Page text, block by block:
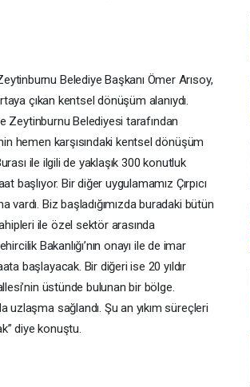
Belediye Başkanı Ömer Arısoy,
çıkan kentsel dönüşüm alanıydı.
Zeytinburnu Belediyesi tarafından
hemen karşısındaki kentsel dönüşüm
ile ilgili de yaklaşık 300 konutluk
Bir diğer uygulamamız Çırpıcı
vardı. Biz başladığımızda buradaki bütün
ile özel sektör arasında
Bakanlığı’nın onayı ile de imar
başlayacak. Bir diğeri ise 20 yıldır
üstünde bulunan bir bölge.
sağlandı. Şu an yıkım süreçleri
diye konuştu.